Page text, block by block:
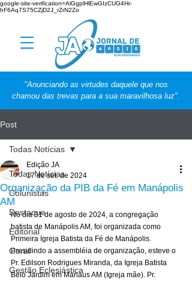
google-site-verification=AlGgplHlEwGIzCUG4Hr-
hF6Aq7S75CZjD2J_rZrN2Zo
"Anunciando as virtudes daquele que nos
chamou das trevas para a sua maravilhosa luz".
Post
Todas Notícias
Colunistas
Destaque
Editorial
Geral
Gestão Eclesiástica
Todas Notícias
Organização da PIB da Fé em Manápolis
AM
Edição JA
17 de set. de 2024
No dia 31 de agosto de 2024, a congregação
batista de Manápolis AM, foi organizada como
Primeira Igreja Batista da Fé de Manápolis.
Presidindo a assembléia de organização, esteve o
Pr. Edilson Rodrigues Miranda, da Igreja Batista
Belo Jardim em Manaus AM (Igreja mãe). Pr.